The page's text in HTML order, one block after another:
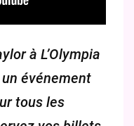
à L’Olympia
événement
tous les